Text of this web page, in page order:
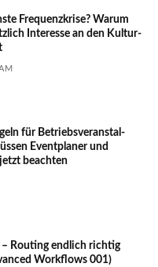
Frequenzkrise? Warum
Inte­resse an den Kultur­
für Betriebs­ver­an­stal­
Event­planer und
beachten
– Routing endlich richtig
Workflows 001)